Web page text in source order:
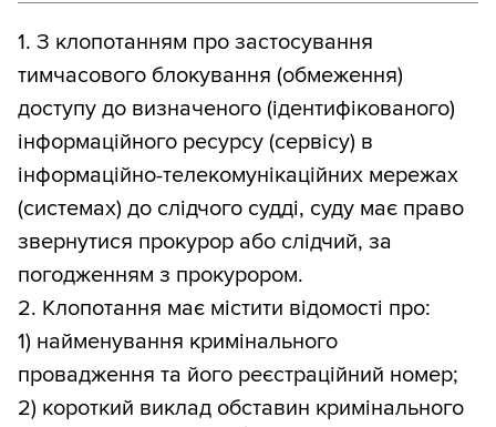
1. З клопотанням про застосування
тимчасового блокування (обмеження)
доступу до визначеного (ідентифікованого)
інформаційного ресурсу (сервісу) в
інформаційно-телекомунікаційних мережах
(системах) до слідчого судді, суду має право
звернутися прокурор або слідчий, за
погодженням з прокурором.
2. Клопотання має містити відомості про:
1) найменування кримінального
провадження та його реєстраційний номер;
2) короткий виклад обставин кримінального